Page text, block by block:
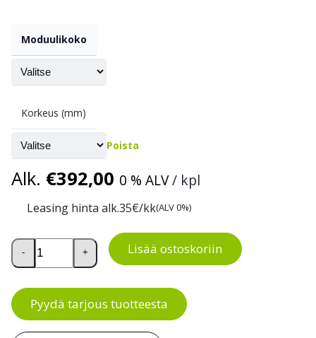
Moduulikoko
Korkeus (mm)
Poista
Alk. €392,00 0 % ALV/ kpl
Leasing hinta alk.35€/kk(ALV 0%)
Treston TP säätöputkirungollinen pöytä määrä
- + Lisää ostoskoriin
Pyydä tarjous tuotteesta